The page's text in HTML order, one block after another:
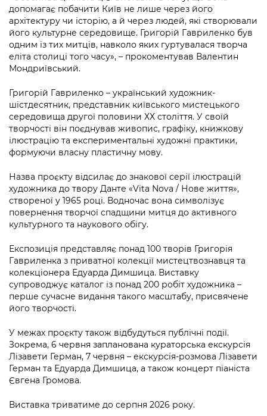
Підприємства, установи, організації
Kyiv International Relations
Річні звіти
Безбар'єрність
Київська міська військова адміністрація
Портал Захисників та Захисниць
Безбар'єрність
Портал послуг
Міський застосунок Київ Цифровий
Важливе під час воєнного стану
Уряд» – місцевий рівень»
Важливе під час воєнного стану
Про відкриті дані
Портал даних Києва
Публічні дашборди
допомагає побачити Київ не лише через його
архітектуру чи історію, а й через людей, які створювали
його культурне середовище. Григорій Гавриленко був
одним із тих митців, навколо яких гуртувалася творча
еліта столиці того часу», – прокоментував Валентин
Мондриївський.
Григорій Гавриленко – український художник-
шістдесятник, представник київського мистецького
середовища другої половини ХХ століття. У своїй
творчості він поєднував живопис, графіку, книжкову
ілюстрацію та експериментальні художні практики,
формуючи власну пластичну мову.
Назва проєкту відсилає до знакової серії ілюстрацій
художника до твору Данте «Vita Nova / Нове життя»,
створеної у 1965 році. Водночас вона символізує
повернення творчої спадщини митця до активного
культурного та наукового обігу.
Експозиція представляє понад 100 творів Григорія
Гавриленка з приватної колекції мистецтвознавця та
колекціонера Едуарда Димшица. Виставку
супроводжує каталог із понад 200 робіт художника –
перше сучасне видання такого масштабу, присвячене
його творчості.
У межах проєкту також відбудуться публічні події.
Зокрема, 6 червня запланована кураторська екскурсія
Лізавети Герман, 7 червня – екскурсія-розмова Лізавети
Герман та Едуарда Димшица, а також концерт піаніста
Євгена Громова.
Виставка триватиме до серпня 2026 року.